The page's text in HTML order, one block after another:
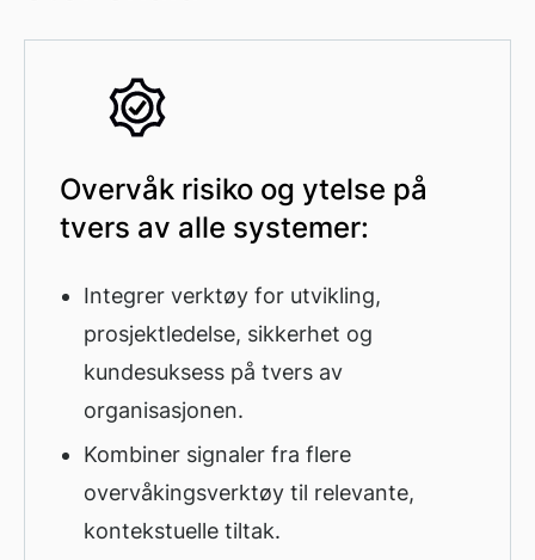
Overvåk risiko og ytelse på
tvers av alle systemer:
Integrer verktøy for utvikling,
prosjektledelse, sikkerhet og
kundesuksess på tvers av
organisasjonen.
Kombiner signaler fra flere
overvåkingsverktøy til relevante,
kontekstuelle tiltak.